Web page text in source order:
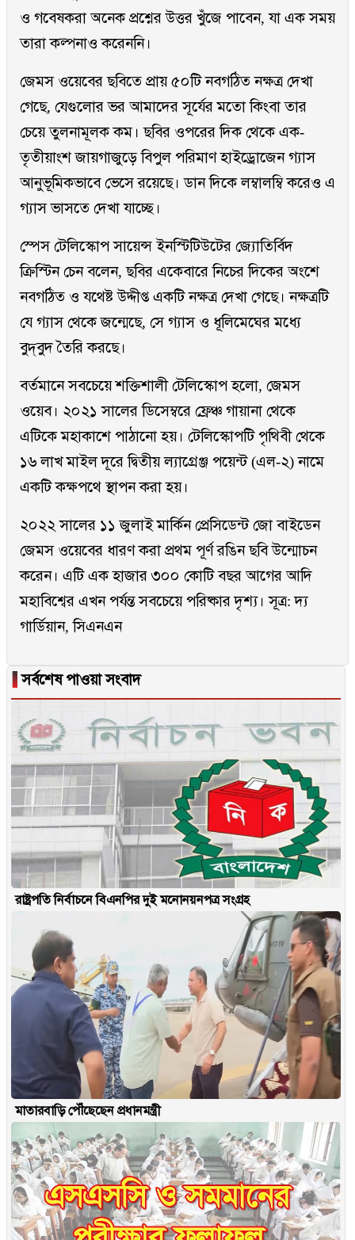
ও গবেষকরা অনেক প্রশ্নের উত্তর খুঁজে পাবেন, যা এক সময়
তারা কল্পনাও করেননি।
জেমস ওয়েবের ছবিতে প্রায় ৫০টি নবগঠিত নক্ষত্র দেখা
গেছে, যেগুলোর ভর আমাদের সূর্যের মতো কিংবা তার
চেয়ে তুলনামূলক কম। ছবির ওপরের দিক থেকে এক-
তৃতীয়াংশ জায়গাজুড়ে বিপুল পরিমাণ হাইড্রোজেন গ্যাস
আনুভূমিকভাবে ভেসে রয়েছে। ডান দিকে লম্বালম্বি করেও এ
গ্যাস ভাসতে দেখা যাচ্ছে।
স্পেস টেলিস্কোপ সায়েন্স ইনস্টিটিউটের জ্যোতির্বিদ
ক্রিস্টিন চেন বলেন, ছবির একেবারে নিচের দিকের অংশে
নবগঠিত ও যথেষ্ট উদ্দীপ্ত একটি নক্ষত্র দেখা গেছে। নক্ষত্রটি
যে গ্যাস থেকে জন্মেছে, সে গ্যাস ও ধূলিমেঘের মধ্যে
বুদ্‌বুদ তৈরি করছে।
বর্তমানে সবচেয়ে শক্তিশালী টেলিস্কোপ হলো, জেমস
ওয়েব। ২০২১ সালের ডিসেম্বরে ফ্রেঞ্চ গায়ানা থেকে
এটিকে মহাকাশে পাঠানো হয়। টেলিস্কোপটি পৃথিবী থেকে
১৬ লাখ মাইল দূরে দ্বিতীয় ল্যাগ্রেঞ্জ পয়েন্ট (এল-২) নামে
একটি কক্ষপথে স্থাপন করা হয়।
২০২২ সালের ১১ জুলাই মার্কিন প্রেসিডেন্ট জো বাইডেন
জেমস ওয়েবের ধারণ করা প্রথম পূর্ণ রঙিন ছবি উন্মোচন
করেন। এটি এক হাজার ৩০০ কোটি বছর আগের আদি
মহাবিশ্বের এখন পর্যন্ত সবচেয়ে পরিষ্কার দৃশ্য। সূত্র: দ্য
গার্ডিয়ান, সিএনএন
▐সর্বশেষ পাওয়া সংবাদ
রাষ্ট্রপতি নির্বাচনে বিএনপির দুই মনোনয়নপত্র সংগ্রহ
মাতারবাড়ি পৌঁছেছেন প্রধানমন্ত্রী